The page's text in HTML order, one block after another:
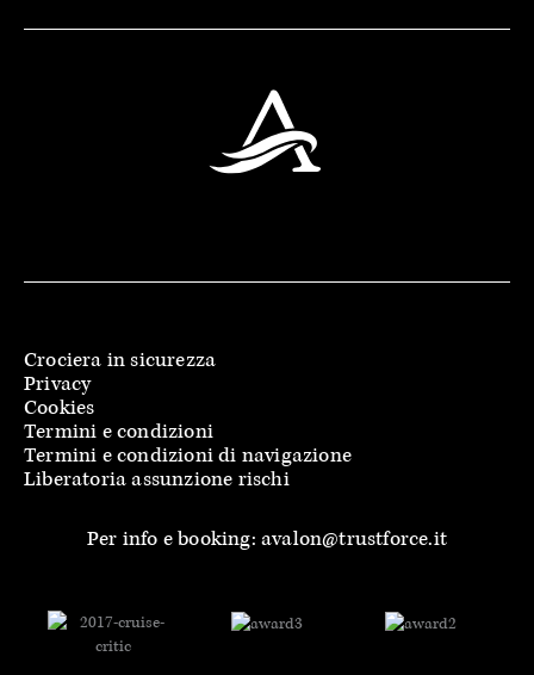
Crociera in sicurezza
Privacy
Cookies
Termini e condizioni
Termini e condizioni di navigazione
Liberatoria assunzione rischi
Per info e booking: avalon@trustforce.it